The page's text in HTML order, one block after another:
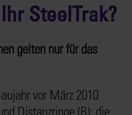
SteelTrak?
gelten nur für das
vor März 2010
Distanzringe (B); die